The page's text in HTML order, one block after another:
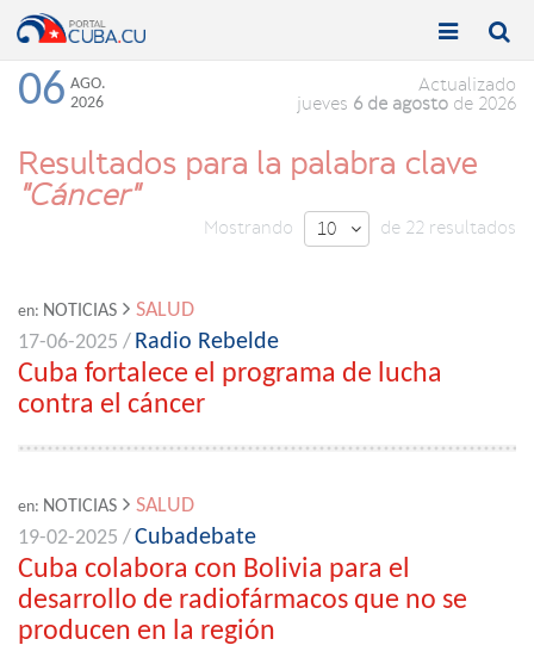
Toggle

Toggle

06 AGO.
2026
Actualizado
jueves 6 de agosto de 2026
Resultados para la palabra clave
"Cáncer"
Mostrando 10  de 22 resultados
en: NOTICIAS
SALUD
17-06-2025 / Radio Rebelde
Cuba fortalece el programa de lucha
contra el cáncer
en: NOTICIAS
SALUD
19-02-2025 /Cubadebate
Cuba colabora con Bolivia para el
desarrollo de radiofármacos que no se
producen en la región